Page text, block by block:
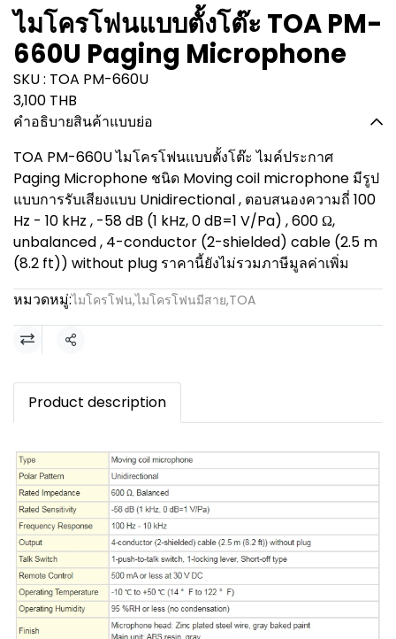
ไมโครโฟนแบบตั้งโต๊ะ TOA PM-
660U Paging Microphone
SKU : TOA PM-660U
3,100 THB
คำอธิบายสินค้าแบบย่อ
TOA PM-660U ไมโครโฟนแบบตั้งโต๊ะ ไมค์ประกาศ
Paging Microphone ชนิด Moving coil microphone มีรูป
แบบการรับเสียงแบบ Unidirectional , ตอบสนองความถี่ 100
Hz - 10 kHz , -58 dB (1 kHz, 0 dB=1 V/Pa) , 600 Ω,
unbalanced , 4-conductor (2-shielded) cable (2.5 m
(8.2 ft)) without plug ราคานี้ยังไม่รวมภาษีมูลค่าเพิ่ม
หมวดหมู่:ไมโครโฟน,ไมโครโฟนมีสาย,TOA
แชร์
Product description